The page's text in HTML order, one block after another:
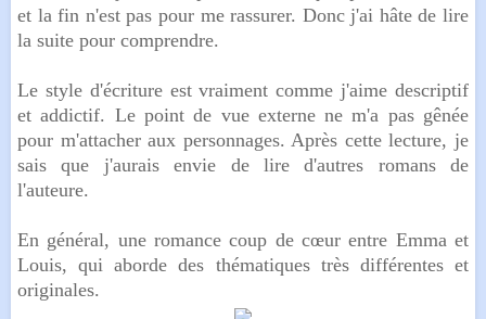
et la fin n'est pas pour me rassurer. Donc j'ai hâte de lire
la suite pour comprendre.
Le style d'écriture est vraiment comme j'aime descriptif
et addictif. Le point de vue externe ne m'a pas gênée
pour m'attacher aux personnages. Après cette lecture, je
sais que j'aurais envie de lire d'autres romans de
l'auteure.
En général, une romance coup de cœur entre Emma et
Louis, qui aborde des thématiques très différentes et
originales.